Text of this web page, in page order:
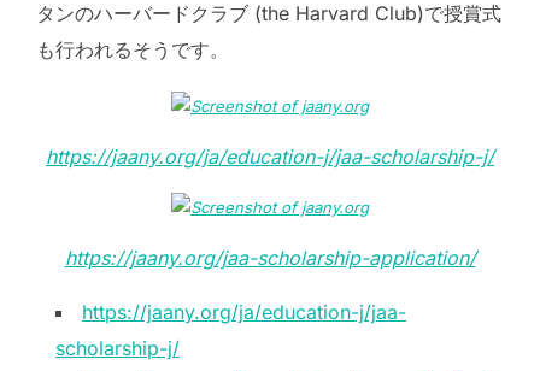
タンのハーバードクラブ (the Harvard Club)で授賞式
も行われるそうです。
https://jaany.org/ja/education-j/jaa-scholarship-j/
https://jaany.org/jaa-scholarship-application/
https://jaany.org/ja/education-j/jaa-
scholarship-j/